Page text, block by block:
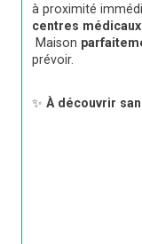
à proximité
centres médicaux
Maison
prévoir.
✨ À découvrir